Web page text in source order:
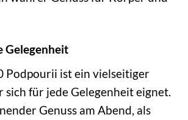
Gelegenheit
Podpourii ist ein vielseitiger
für jede Gelegenheit eignet.
Genuss am Abend, als